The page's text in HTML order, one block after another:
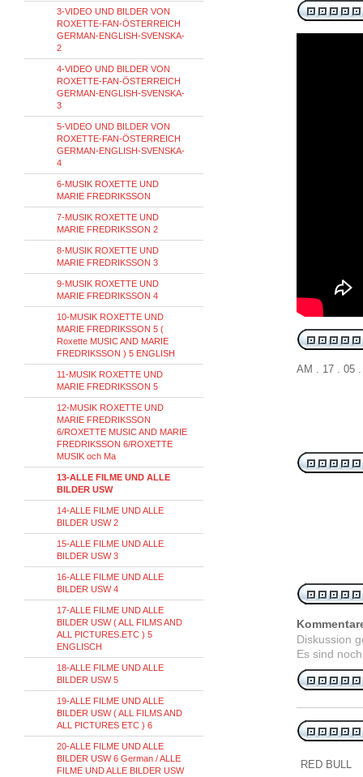
AM . 17 . 05 .
Diskussion
Es sind
RED BULL
3-VIDEO UND BILDER VON
ROXETTE-FAN-ÖSTERREICH
GERMAN-ENGLISH-SVENSKA-
2
4-VIDEO UND BILDER VON
ROXETTE-FAN-ÖSTERREICH
GERMAN-ENGLISH-SVENSKA-
3
5-VIDEO UND BILDER VON
ROXETTE-FAN-ÖSTERREICH
GERMAN-ENGLISH-SVENSKA-
4
6-MUSIK ROXETTE UND
MARIE FREDRIKSSON
7-MUSIK ROXETTE UND
MARIE FREDRIKSSON 2
8-MUSIK ROXETTE UND
MARIE FREDRIKSSON 3
9-MUSIK ROXETTE UND
MARIE FREDRIKSSON 4
10-MUSIK ROXETTE UND
MARIE FREDRIKSSON 5 (
Roxette MUSIC AND MARIE
FREDRIKSSON ) 5 ENGLISH
11-MUSIK ROXETTE UND
MARIE FREDRIKSSON 5
12-MUSIK ROXETTE UND
MARIE FREDRIKSSON
6/ROXETTE MUSIC AND MARIE
FREDRIKSSON 6/ROXETTE
MUSIK och Ma
13-ALLE FILME UND ALLE
BILDER USW
14-ALLE FILME UND ALLE
BILDER USW 2
15-ALLE FILME UND ALLE
BILDER USW 3
16-ALLE FILME UND ALLE
BILDER USW 4
17-ALLE FILME UND ALLE
BILDER USW ( ALL FILMS AND
ALL PICTURES.ETC ) 5
ENGLISCH
18-ALLE FILME UND ALLE
BILDER USW 5
19-ALLE FILME UND ALLE
BILDER USW ( ALL FILMS AND
ALL PICTURES ETC ) 6
20-ALLE FILME UND ALLE
BILDER USW 6 German / ALLE
FILME UND ALLE BILDER USW